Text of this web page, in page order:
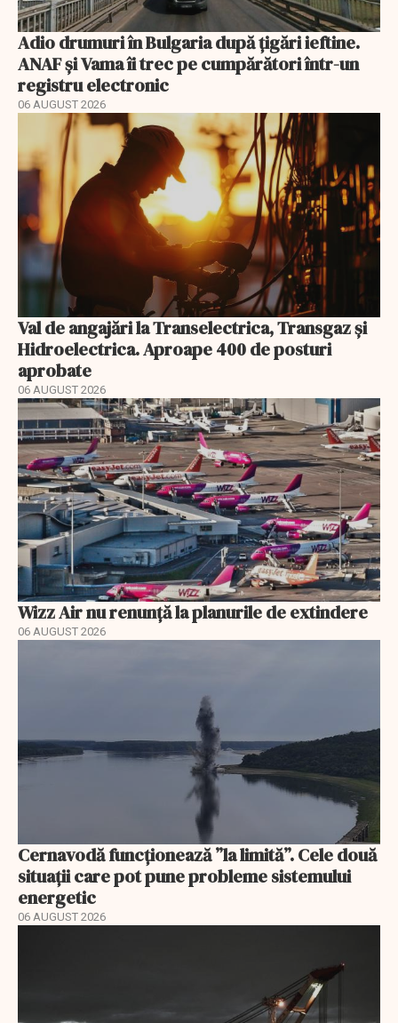
Adio drumuri în Bulgaria după țigări ieftine.
ANAF și Vama îi trec pe cumpărători într-un
registru electronic
06 AUGUST 2026
Val de angajări la Transelectrica, Transgaz și
Hidroelectrica. Aproape 400 de posturi
aprobate
06 AUGUST 2026
Wizz Air nu renunță la planurile de extindere
06 AUGUST 2026
Cernavodă funcționează ”la limită”. Cele două
situații care pot pune probleme sistemului
energetic
06 AUGUST 2026